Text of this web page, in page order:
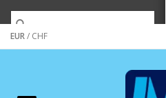
EUR/ CHF